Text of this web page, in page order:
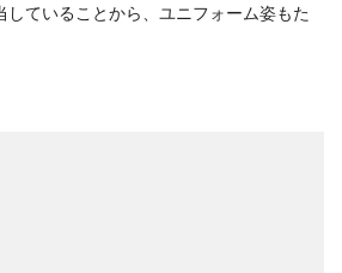
していることから、ユニフォーム姿もた